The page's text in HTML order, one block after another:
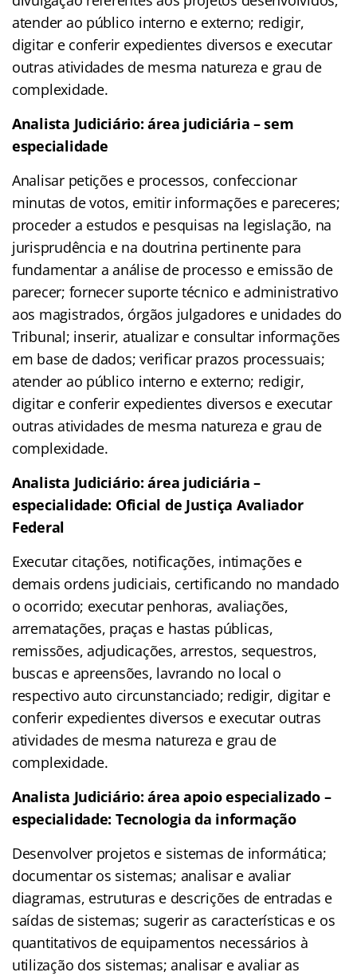
atender ao público interno e externo; redigir,
digitar e conferir expedientes diversos e executar
outras atividades de mesma natureza e grau de
complexidade.
Analista Judiciário: área judiciária – sem
especialidade
Analisar petições e processos, confeccionar
minutas de votos, emitir informações e pareceres;
proceder a estudos e pesquisas na legislação, na
jurisprudência e na doutrina pertinente para
fundamentar a análise de processo e emissão de
parecer; fornecer suporte técnico e administrativo
aos magistrados, órgãos julgadores e unidades do
Tribunal; inserir, atualizar e consultar informações
em base de dados; verificar prazos processuais;
atender ao público interno e externo; redigir,
digitar e conferir expedientes diversos e executar
outras atividades de mesma natureza e grau de
complexidade.
Analista Judiciário: área judiciária –
especialidade: Oficial de Justiça Avaliador
Federal
Executar citações, notificações, intimações e
demais ordens judiciais, certificando no mandado
o ocorrido; executar penhoras, avaliações,
arrematações, praças e hastas públicas,
remissões, adjudicações, arrestos, sequestros,
buscas e apreensões, lavrando no local o
respectivo auto circunstanciado; redigir, digitar e
conferir expedientes diversos e executar outras
atividades de mesma natureza e grau de
complexidade.
Analista Judiciário: área apoio especializado –
especialidade: Tecnologia da informação
Desenvolver projetos e sistemas de informática;
documentar os sistemas; analisar e avaliar
diagramas, estruturas e descrições de entradas e
saídas de sistemas; sugerir as características e os
quantitativos de equipamentos necessários à
utilização dos sistemas; analisar e avaliar as